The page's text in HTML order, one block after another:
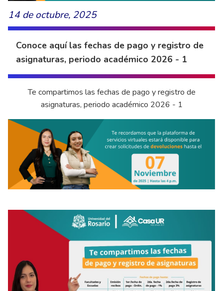
14 de octubre, 2025
Conoce aquí las fechas de pago y registro de
asignaturas, periodo académico 2026 - 1
Te compartimos las fechas de pago y registro de
asignaturas, periodo académico 2026 - 1